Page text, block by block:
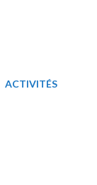
ACTIVITÉS